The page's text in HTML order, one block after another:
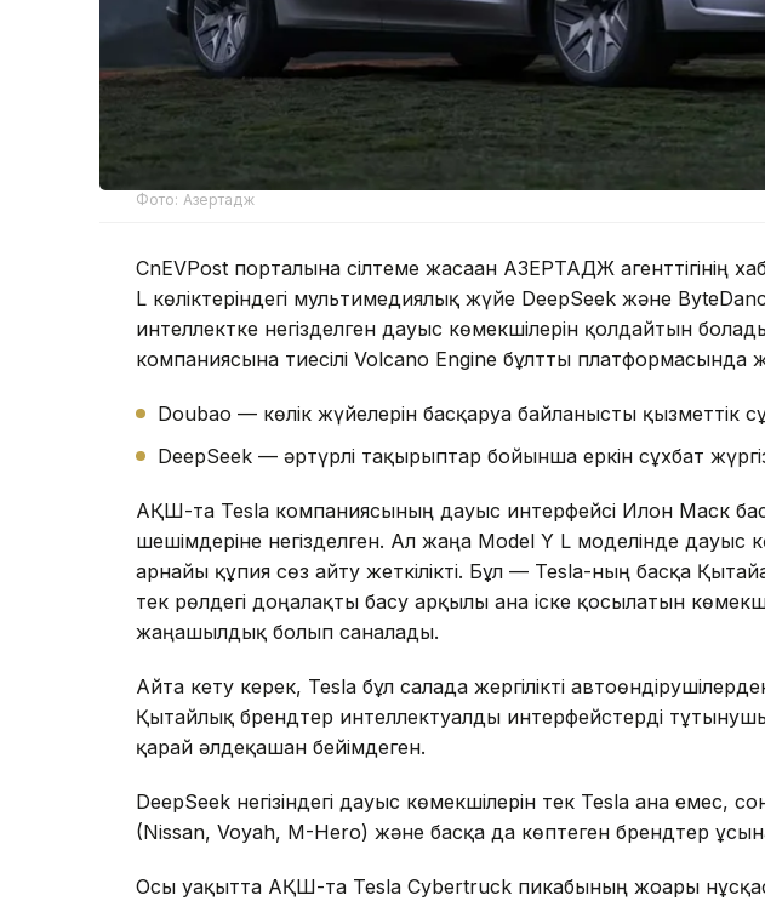
Фото: Азертадж
CnEVPost порталына сілтеме жасаған АЗЕРТАДЖ агенттігінің
L көліктеріндегі мультимедиялық жүйе DeepSeek және
интеллектке негізделген дауыс көмекшілерін қолдайтын
компаниясына тиесілі Volcano Engine бұлтты платформасында
Doubao — көлік жүйелерін басқаруға байланысты қызметтік
DeepSeek — әртүрлі тақырыптар бойынша еркін сұхбат
АҚШ-та Tesla компаниясының дауыс интерфейсі Илон Маск
шешімдеріне негізделген. Ал жаңа Model Y L моделінде дауыс
арнайы құпия сөз айту жеткілікті. Бұл — Tesla-ның басқа
тек рөлдегі доңғалақты басу арқылы ғана іске қосылатын
жаңашылдық болып саналады.
Айта кету керек, Tesla бұл салада жергілікті
Қытайлық брендтер интеллектуалды интерфейстерді
қарай әлдеқашан бейімдеген.
DeepSeek негізіндегі дауыс көмекшілерін тек Tesla ғана емес,
(Nissan, Voyah, M-Hero) және басқа да көптеген брендтер
Осы уақытта АҚШ-та Tesla Cybertruck пикабының жоғарғы